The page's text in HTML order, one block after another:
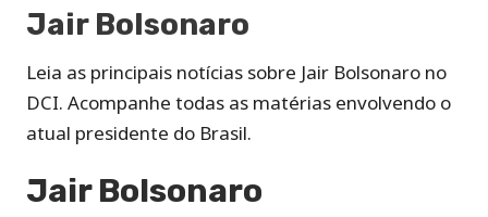
Jair Bolsonaro
Leia as principais notícias sobre Jair Bolsonaro no
DCI. Acompanhe todas as matérias envolvendo o
atual presidente do Brasil.
Jair Bolsonaro